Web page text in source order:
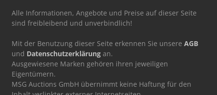
Alle Informationen, Angebote und Preise auf dieser Seite
sind freibleibend und unverbindlich!
Mit der Benutzung dieser Seite erkennen Sie unsere AGB
und Datenschutzerklärung an.
Ausgewiesene Marken gehören ihren jeweiligen
Eigentümern.
MSG Auctions GmbH übernimmt keine Haftung für den